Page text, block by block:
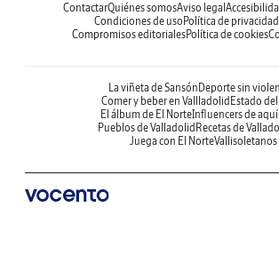
ContactarQuiénes somosAviso legal
Condiciones de uso Política de privacidad
Compromisos editorialesPolítica de cookies
La viñeta de Sansón Deporte sin
Comer y beber en Vallladolid Estado
El álbum de El NorteInfluencers de aquí
Pueblos de Valladolid Recetas de
Juega con El Norte